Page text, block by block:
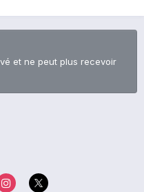
et ne peut plus recevoir